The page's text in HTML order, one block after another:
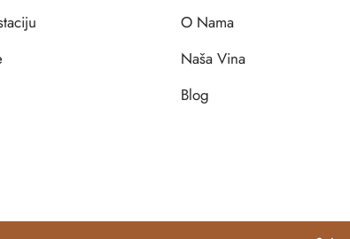
O Nama
Naša Vina
Blog